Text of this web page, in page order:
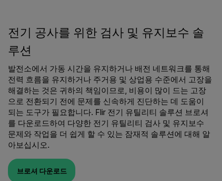
전기 공사를 위한 검사 및 유지보수 솔
루션
발전소에서 가동 시간을 유지하거나 배전 네트워크를 통해
전력 흐름을 유지하거나 주거용 및 상업용 수준에서 고장을
해결하는 것은 귀하의 책임이므로, 비용이 많이 드는 고장
으로 전환되기 전에 문제를 신속하게 진단하는 데 도움이
되는 도구가 필요합니다. Flir 전기 유틸리티 솔루션 브로셔
를 다운로드하여 다양한 전기 유틸리티 검사 및 유지보수
문제와 작업을 더 쉽게 할 수 있는 잠재적 솔루션에 대해 알
아보십시오.
브로셔 다운로드